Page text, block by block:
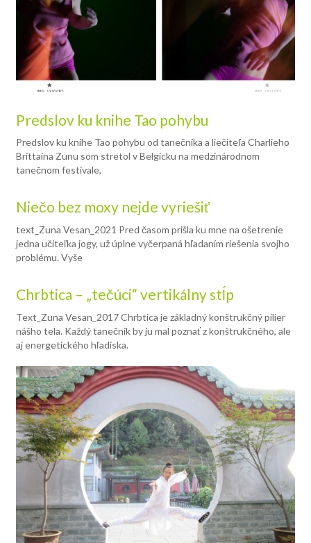
Predslov ku knihe Tao pohybu
Predslov ku knihe Tao pohybu od tanečníka a liečiteľa Charlieho
Brittaina Zunu som stretol v Belgicku na medzinárodnom
tanečnom festivale,
Niečo bez moxy nejde vyriešiť
text_Zuna Vesan_2021 Pred časom prišla ku mne na ošetrenie
jedna učiteľka jogy, už úplne vyčerpaná hľadaním riešenia svojho
problému. Vyše
Chrbtica – „tečúci“ vertikálny stĺp
Text_Zuna Vesan_2017 Chrbtica je základný konštrukčný pilier
nášho tela. Každý tanečník by ju mal poznať z konštrukčného, ale
aj energetického hľadiska.